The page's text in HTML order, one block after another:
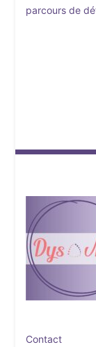
parcours de
Contact